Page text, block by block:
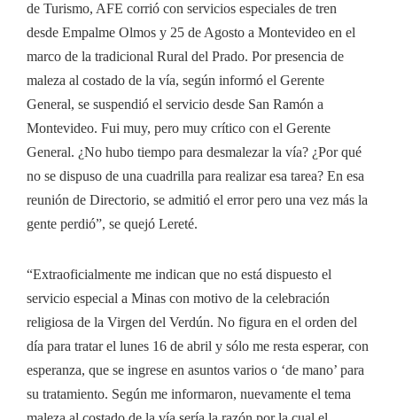
de Turismo, AFE corrió con servicios especiales de tren
desde Empalme Olmos y 25 de Agosto a Montevideo en el
marco de la tradicional Rural del Prado. Por presencia de
maleza al costado de la vía, según informó el Gerente
General, se suspendió el servicio desde San Ramón a
Montevideo. Fui muy, pero muy crítico con el Gerente
General. ¿No hubo tiempo para desmalezar la vía? ¿Por qué
no se dispuso de una cuadrilla para realizar esa tarea? En esa
reunión de Directorio, se admitió el error pero una vez más la
gente perdió”, se quejó Lereté.
“Extraoficialmente me indican que no está dispuesto el
servicio especial a Minas con motivo de la celebración
religiosa de la Virgen del Verdún. No figura en el orden del
día para tratar el lunes 16 de abril y sólo me resta esperar, con
esperanza, que se ingrese en asuntos varios o ‘de mano’ para
su tratamiento. Según me informaron, nuevamente el tema